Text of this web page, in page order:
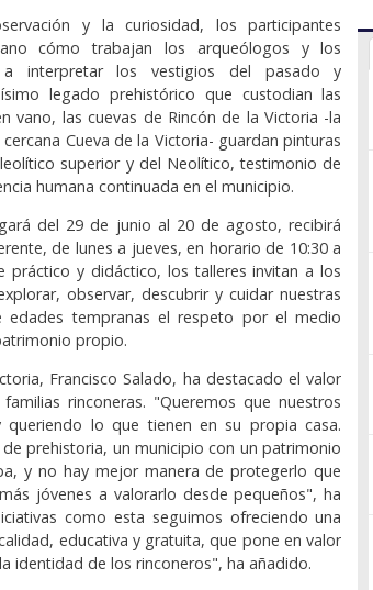
y la curiosidad, los participantes
cómo trabajan los arqueólogos y los
a interpretar los vestigios del pasado y
legado prehistórico que custodian las
vano, las cuevas de Rincón de la Victoria -la
Cueva de la Victoria- guardan pinturas
superior y del Neolítico, testimonio de
humana continuada en el municipio.
del 29 de junio al 20 de agosto, recibirá
de lunes a jueves, en horario de 10:30 a
práctico y didáctico, los talleres invitan a los
observar, descubrir y cuidar nuestras
edades tempranas el respeto por el medio
propio.
Francisco Salado, ha destacado el valor
rinconeras. "Queremos que nuestros
queriendo lo que tienen en su propia casa.
prehistoria, un municipio con un patrimonio
y no hay mejor manera de protegerlo que
jóvenes a valorarlo desde pequeños", ha
como esta seguimos ofreciendo una
educativa y gratuita, que pone en valor
identidad de los rinconeros", ha añadido.